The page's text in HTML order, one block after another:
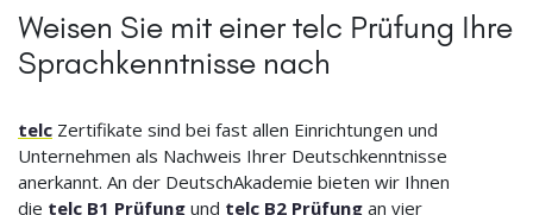
Weisen Sie mit einer telc Prüfung Ihre
Sprachkenntnisse nach
telc Zertifikate sind bei fast allen Einrichtungen und
Unternehmen als Nachweis Ihrer Deutschkenntnisse
anerkannt. An der DeutschAkademie bieten wir Ihnen
die telc B1 Prüfung und telc B2 Prüfung an vier